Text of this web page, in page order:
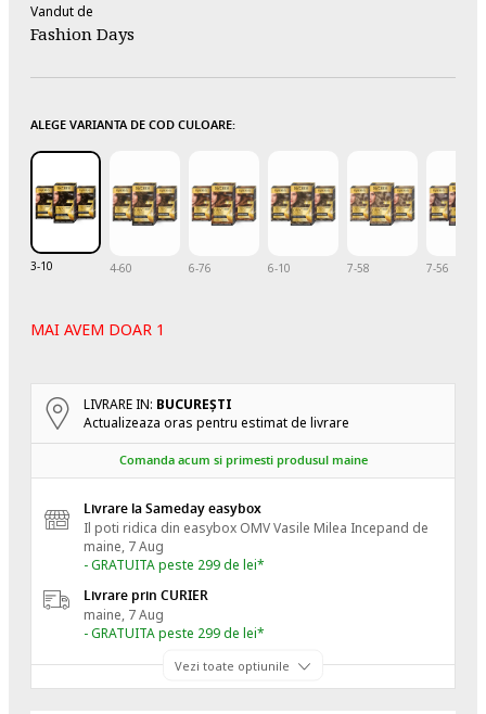
Vandut de
Fashion Days
ALEGE VARIANTA DE COD CULOARE:
3-10 4-60 6-76 6-10 7-58 7-56
MAI AVEM DOAR 1
LIVRARE IN: BUCUREŞTI
Actualizeaza oras pentru estimat de livrare
Comanda acum si primesti produsul maine
Livrare la Sameday easybox
Il poti ridica din easybox OMV Vasile Milea Incepand de
maine, 7 Aug
- GRATUITA peste 299 de lei*
Livrare prin CURIER
maine, 7 Aug
- GRATUITA peste 299 de lei*
Vezi toate optiunile